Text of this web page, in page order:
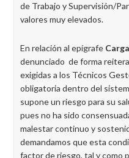
de Trabajo y Supervisión/
valores muy elevados.
En relación al epígrafe
denunciado de forma
exigidas a los Técnicos
obligatoria dentro del
supone un riesgo para su
pues no ha sido
malestar continuo y
demandamos que esta
factor de riesgo, tal y como